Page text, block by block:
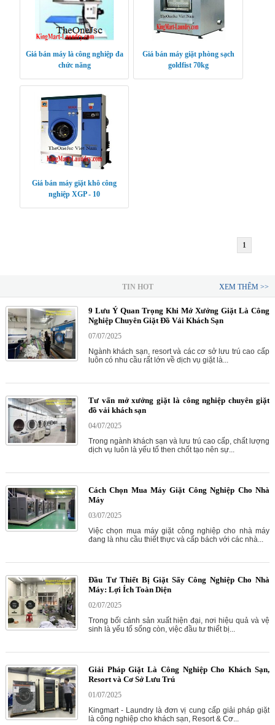
Giá bán máy là công nghiệp đa
chức năng
Giá bán máy giặt phòng sạch
goldfist 70kg
Giá bán máy giặt khô công
nghiệp XGP - 10
1
TIN HOT XEM THÊM >>
9 Lưu Ý Quan Trọng Khi Mở Xưởng Giặt Là Công
Nghiệp Chuyên Giặt Đồ Vải Khách Sạn
07/07/2025
Ngành khách sạn, resort và các cơ sở lưu trú cao cấp
luôn có nhu cầu rất lớn về dịch vụ giặt là...
Tư vấn mở xưởng giặt là công nghiệp chuyên giặt
đồ vải khách sạn
04/07/2025
Trong ngành khách sạn và lưu trú cao cấp, chất lượng
dịch vụ luôn là yếu tố then chốt tạo nên sự...
Cách Chọn Mua Máy Giặt Công Nghiệp Cho Nhà
Máy
03/07/2025
Việc chọn mua máy giặt công nghiệp cho nhà máy
đang là nhu cầu thiết thực và cấp bách với các nhà...
Đầu Tư Thiết Bị Giặt Sấy Công Nghiệp Cho Nhà
Máy: Lợi Ích Toàn Diện
02/07/2025
Trong bối cảnh sản xuất hiện đại, nơi hiệu quả và vệ
sinh là yếu tố sống còn, việc đầu tư thiết bị...
Giải Pháp Giặt Là Công Nghiệp Cho Khách Sạn,
Resort và Cơ Sở Lưu Trú
01/07/2025
Kingmart - Laundry là đơn vị cung cấp giải pháp giặt
là công nghiệp cho khách sạn, Resort & Cơ...